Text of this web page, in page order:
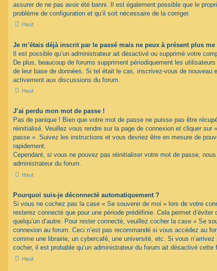
assurer de ne pas avoir été banni. Il est également possible que le
problème de configuration et qu’il soit nécessaire de la corriger.
Haut
Je m’étais déjà inscrit par le passé mais ne peux à présent plus
Il est possible qu’un administrateur ait désactivé ou supprimé votre
De plus, beaucoup de forums suppriment périodiquement les
de leur base de données. Si tel était le cas, inscrivez-vous de nouveau
activement aux discussions du forum.
Haut
J’ai perdu mon mot de passe !
Pas de panique ! Bien que votre mot de passe ne puisse pas être
réinitialisé. Veuillez vous rendre sur la page de connexion et cliquer sur
passe ». Suivez les instructions et vous devriez être en mesure de
rapidement.
Cependant, si vous ne pouvez pas réinitialiser votre mot de passe,
administrateur du forum.
Haut
Pourquoi suis-je déconnecté automatiquement ?
Si vous ne cochez pas la case « Se souvenir de moi » lors de votre
resterez connecté que pour une période prédéfinie. Cela permet
quelqu’un d’autre. Pour rester connecté, veuillez cocher la case « Se
connexion au forum. Ceci n’est pas recommandé si vous accédez au
comme une librairie, un cybercafé, une université, etc. Si vous
cocher, il est probable qu’un administrateur du forum ait désactivé cette
Haut